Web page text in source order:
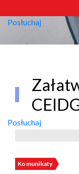
Posłuchaj
Posłuchaj
Komunikaty